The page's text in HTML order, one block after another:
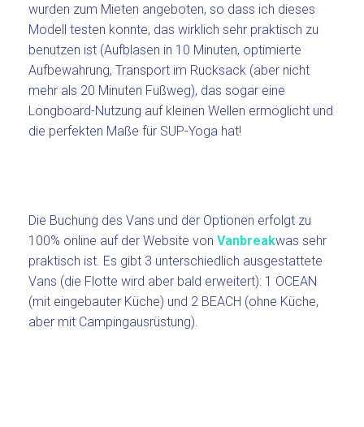
wurden zum Mieten angeboten, so dass ich dieses
Modell testen konnte, das wirklich sehr praktisch zu
benutzen ist (Aufblasen in 10 Minuten, optimierte
Aufbewahrung, Transport im Rucksack (aber nicht
mehr als 20 Minuten Fußweg), das sogar eine
Longboard-Nutzung auf kleinen Wellen ermöglicht und
die perfekten Maße für SUP-Yoga hat!
Die Buchung des Vans und der Optionen erfolgt zu
100% online auf der Website vonVanbreakwas sehr
praktisch ist. Es gibt 3 unterschiedlich ausgestattete
Vans (die Flotte wird aber bald erweitert): 1 OCEAN
(mit eingebauter Küche) und 2 BEACH (ohne Küche,
aber mit Campingausrüstung).